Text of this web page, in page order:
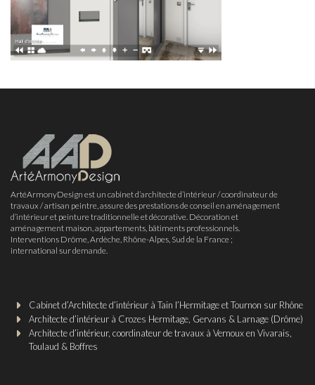
ArtéArmonyDesign est un cabinet d’architecte d’intérieur / coordinateur de
travaux / artisan peintre, assure des prestations de conseil en aménagement
d’intérieur et peinture traditionnelle et décorative. Décoration et
aménagement maison, appartements, bâtiments professionnels.
Interventions Drôme, Ardèche, Rhône-Alpes, Sud de la France ;
international sur demande.
Cabinet d’Architecte d’intérieur à Tain l’Hermitage et Tournon sur Rhône
Architecte d’intérieur à Crozes Hermitage, Gervans & Larnage (Drôme)
Architecte d’intérieur, coordinateur de travaux à Vernoux en Vivarais,
Toulaud & Boffres